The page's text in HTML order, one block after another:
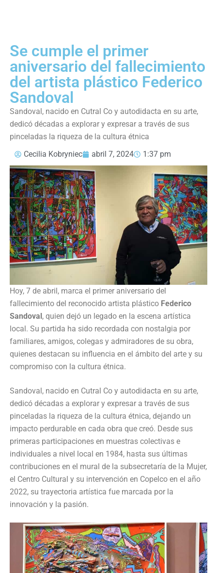
Se cumple el primer
aniversario del fallecimiento
del artista plástico Federico
Sandoval
Sandoval, nacido en Cutral Co y autodidacta en su arte,
dedicó décadas a explorar y expresar a través de sus
pinceladas la riqueza de la cultura étnica
Cecilia Kobryniec
abril 7, 2024 1:37 pm
Hoy, 7 de abril, marca el primer aniversario del
fallecimiento del reconocido artista plástico Federico
Sandoval, quien dejó un legado en la escena artística
local. Su partida ha sido recordada con nostalgia por
familiares, amigos, colegas y admiradores de su obra,
quienes destacan su influencia en el ámbito del arte y su
compromiso con la cultura étnica.
Sandoval, nacido en Cutral Co y autodidacta en su arte,
dedicó décadas a explorar y expresar a través de sus
pinceladas la riqueza de la cultura étnica, dejando un
impacto perdurable en cada obra que creó. Desde sus
primeras participaciones en muestras colectivas e
individuales a nivel local en 1984, hasta sus últimas
contribuciones en el mural de la subsecretaría de la Mujer,
el Centro Cultural y su intervención en Copelco en el año
2022, su trayectoria artística fue marcada por la
innovación y la pasión.